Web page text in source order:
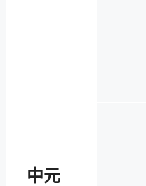
中元